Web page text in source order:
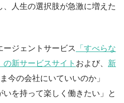
人生の選択肢が急激に増えた
ージェントサービス
「すべらな
新サービスサイト および、 新
今の会社にいていいのか」
いを持って楽しく働きたい」と